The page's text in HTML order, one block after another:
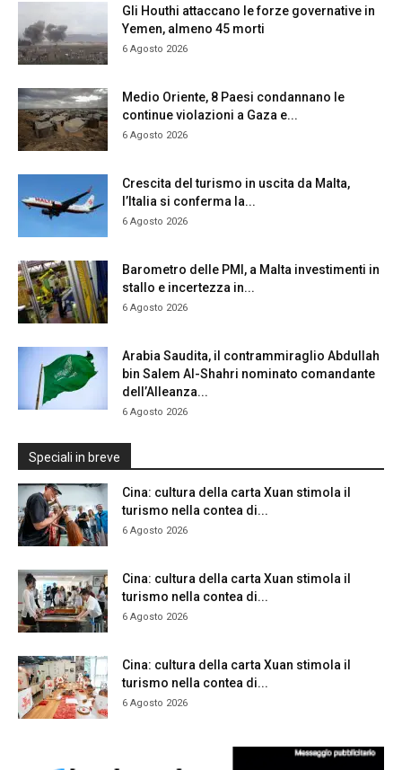
Gli Houthi attaccano le forze governative in
Yemen, almeno 45 morti
6 Agosto 2026
Medio Oriente, 8 Paesi condannano le
continue violazioni a Gaza e...
6 Agosto 2026
Crescita del turismo in uscita da Malta,
l’Italia si conferma la...
6 Agosto 2026
Barometro delle PMI, a Malta investimenti in
stallo e incertezza in...
6 Agosto 2026
Arabia Saudita, il contrammiraglio Abdullah
bin Salem Al-Shahri nominato comandante
dell’Alleanza...
6 Agosto 2026
Speciali in breve
Cina: cultura della carta Xuan stimola il
turismo nella contea di...
6 Agosto 2026
Cina: cultura della carta Xuan stimola il
turismo nella contea di...
6 Agosto 2026
Cina: cultura della carta Xuan stimola il
turismo nella contea di...
6 Agosto 2026